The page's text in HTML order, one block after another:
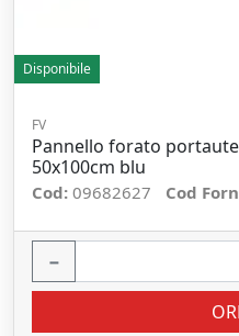
Disponibile
FV
Pannello forato
50x100cm blu
Cod: 09682627 Cod
−